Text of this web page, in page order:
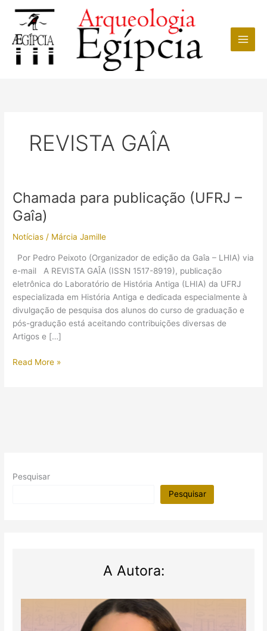
conteúdo
REVISTA GAÎA
Chamada para publicação (UFRJ –
Notícias / Márcia Jamille
Por Pedro Peixoto (Organizador de edição da Gaîa – LHIA) via
e-mail A REVISTA GAÎA (ISSN 1517-8919), publicação
eletrônica do Laboratório de História Antiga (LHIA) da UFRJ
especializada em História Antiga e dedicada especialmente à
divulgação de pesquisa dos alunos do curso de graduação e
pós-gradução está aceitando contribuições diversas de
Artigos e […]
Chamada
Read More »
Pesquisar
Pesquisar
A Autora: